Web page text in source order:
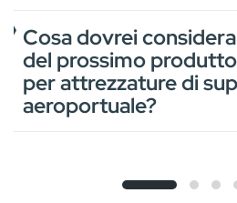
Cosa dovrei
del prossimo
per attrezzature di
aeroportuale?